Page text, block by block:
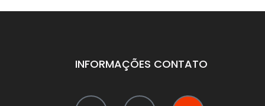
INFORMAÇÕES CONTATO